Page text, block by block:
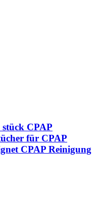
CPAP
für CPAP
CPAP Reinigung